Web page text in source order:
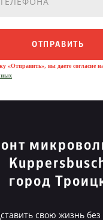
ОТПРАВИТЬ
«Отправить», вы даете согласие
город
свою жизнь